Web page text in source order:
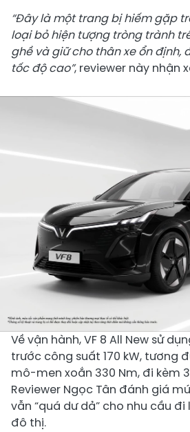
“Đây là một trang bị hiếm gặp
loại bỏ hiện tượng tròng trành
ghề và giữ cho thân xe ổn định,
tốc độ cao”, reviewer này nhận
Về vận hành, VF 8 All New sử
trước công suất 170 kW, tương
mô-men xoắn 330 Nm, đi kèm
Reviewer Ngọc Tân đánh giá
vẫn “quá dư dả” cho nhu cầu
đô thị.